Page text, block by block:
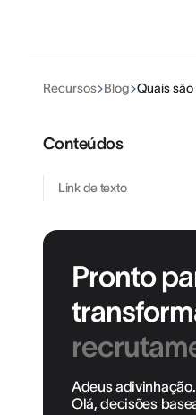
Recursos Blog Quais
Conteúdos
Link de texto
Pronto
Adeus adivinhação.
Olá, decisões